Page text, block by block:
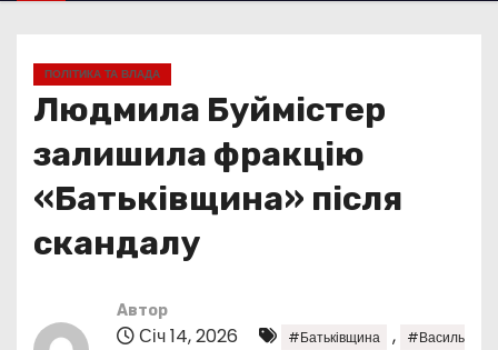
ПОЛІТИКА ТА ВЛАДА
Людмила Буймістер
залишила фракцію
«Батьківщина» після
скандалу
Автор
Січ 14, 2026 #Батьківщина ,
#Василь